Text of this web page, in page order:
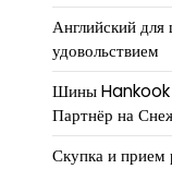
Английский для
удовольствием
Шины Hankook
Партнёр на
Скупка и прием